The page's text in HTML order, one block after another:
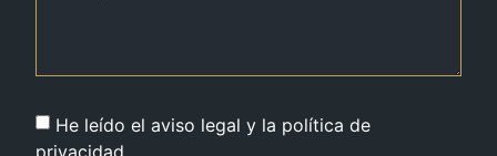
He leído el aviso legal y la política de
privacidad